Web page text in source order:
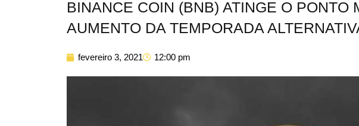
BINANCE COIN (BNB) ATINGE O PONTO
AUMENTO DA TEMPORADA
fevereiro 3, 2021 12:00 pm